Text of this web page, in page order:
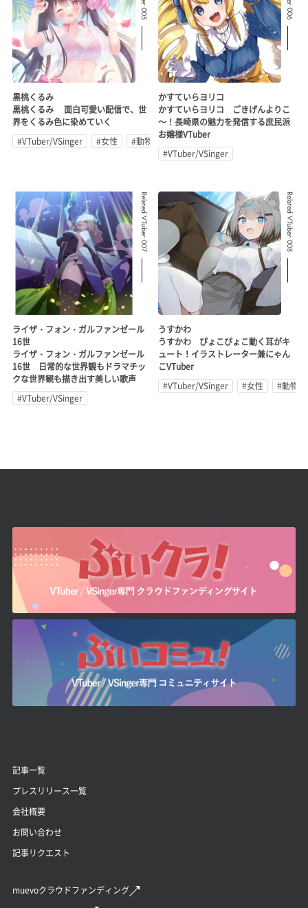
黒桃くるみ
黒桃くるみ 面白可愛い配信で、世
界をくるみ色に染めていく
#VTuber/VSinger
#女性 #動物系
かすていらヨリコ
かすていらヨリコ ごきげんよりこ
～！長崎県の魅力を発信する庶民派
お嬢様VTuber
#VTuber/VSinger
Related VTuber 007
ライザ・フォン・ガルファンゼール
16世
ライザ・フォン・ガルファンゼール
16世 日常的な世界観もドラマチッ
クな世界観も描き出す美しい歌声
#VTuber/VSinger
Related VTuber 008
うすかわ
うすかわ ぴょこぴょこ動く耳がキ
ュート！イラストレーター兼にゃん
こVTuber
#VTuber/VSinger
#女性 #動物系
記事一覧
プレスリリース一覧
会社概要
お問い合わせ
記事リクエスト
muevoクラウドファンディング